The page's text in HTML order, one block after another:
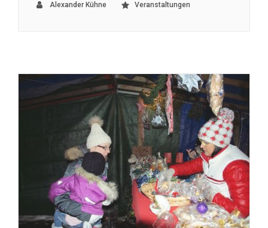
Alexander Kühne Veranstaltungen